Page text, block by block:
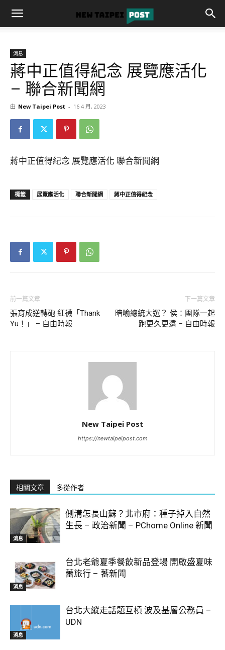
消息
蔣中正值得紀念 展覽應活化
– 聯合新聞網
由 New Taipei Post - 16 4 月, 2023
蔣中正值得紀念 展覽應活化 聯合新聞網
標籤 展覽應活化 聯合新聞網 蔣中正值得紀念
前一篇文章
張育成逆轉砲 紅襪「Thank
Yu！」 – 自由時報
下一篇文章
暗喻總統大選？ 侯：團隊一起
跑更久更遠 – 自由時報
New Taipei Post
https://newtaipeipost.com
相關文章 多從作者
消息
側溝怎長山蘇？北市府：種子掉入自然
生長 – 政治新聞 – PChome Online 新聞
消息
台北老爺夏季餐飲新品登場 開啟盛夏味
蕾旅行 – 蕃新聞
消息
台北大縱走話題互槓 波及基層公務員 –
UDN